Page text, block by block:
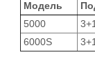
Модель
5000
6000S